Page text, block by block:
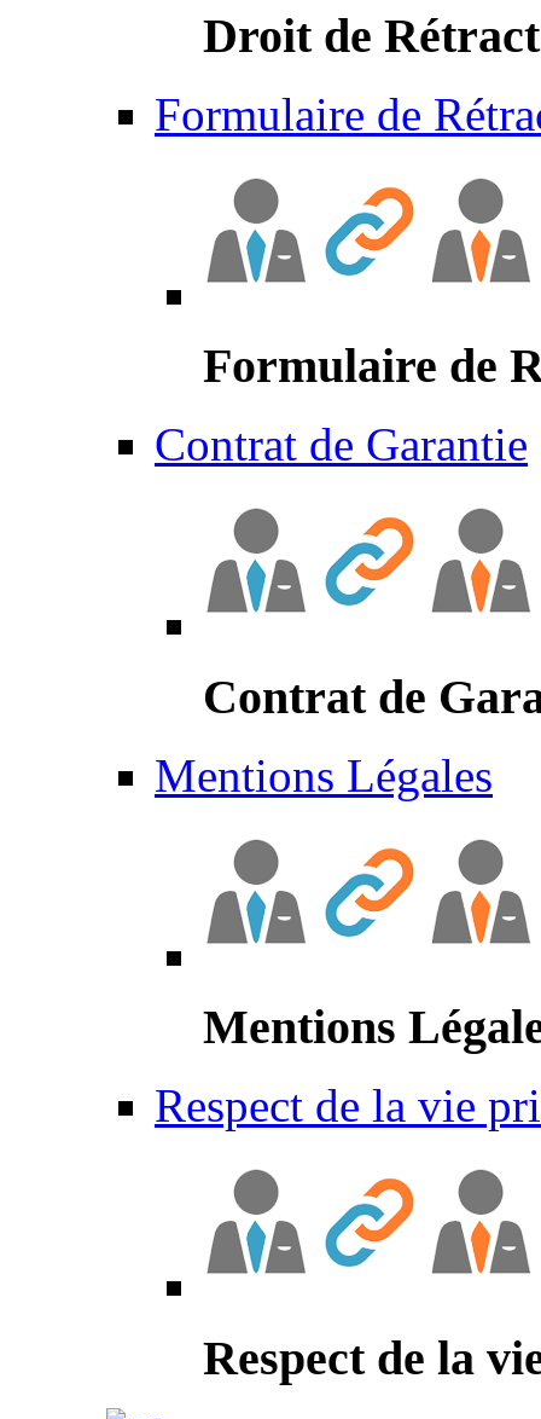
Droit de
Formulaire de
Formulaire de
Contrat de Garantie
Contrat de
Mentions Légales
Mentions
Respect de la vie
Respect de la